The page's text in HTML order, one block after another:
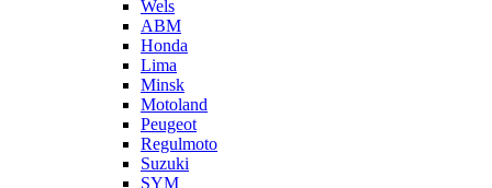
Wels
ABM
Honda
Lima
Minsk
Motoland
Peugeot
Regulmoto
Suzuki
SYM